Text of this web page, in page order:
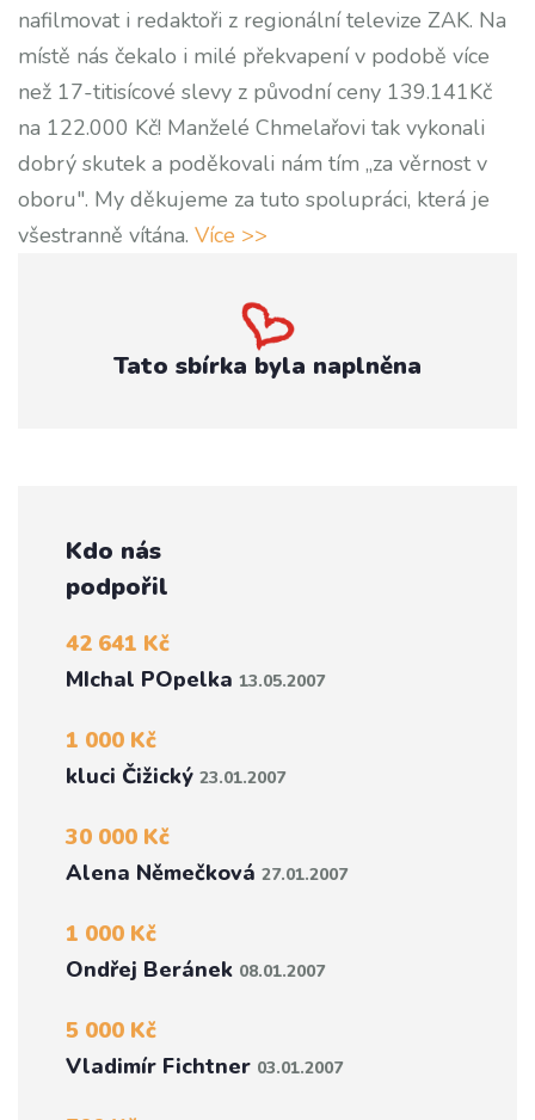
nafilmovat i redaktoři z regionální televize ZAK. Na
místě nás čekalo i milé překvapení v podobě více
než 17-titisícové slevy z původní ceny 139.141Kč
na 122.000 Kč! Manželé Chmelařovi tak vykonali
dobrý skutek a poděkovali nám tím „za věrnost v
oboru". My děkujeme za tuto spolupráci, která je
všestranně vítána. Více >>
Tato sbírka byla naplněna
Kdo nás
podpořil
42 641 Kč
MIchal POpelka 13.05.2007
1 000 Kč
kluci Čižický 23.01.2007
30 000 Kč
Alena Němečková 27.01.2007
1 000 Kč
Ondřej Beránek 08.01.2007
5 000 Kč
Vladimír Fichtner 03.01.2007